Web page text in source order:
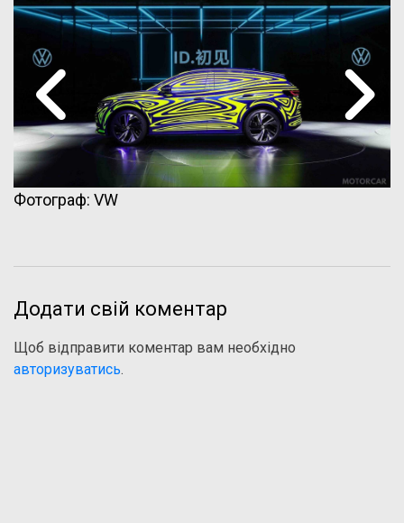
Фотограф: VW
Додати свій коментар
Щоб відправити коментар вам необхідно
авторизуватись.